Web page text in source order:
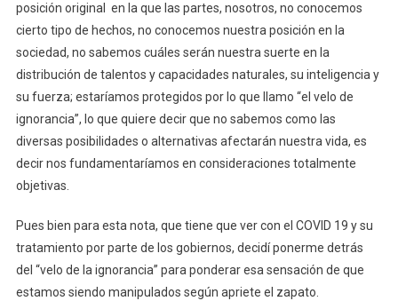
posición original en la que las partes, nosotros, no conocemos
cierto tipo de hechos, no conocemos nuestra posición en la
sociedad, no sabemos cuáles serán nuestra suerte en la
distribución de talentos y capacidades naturales, su inteligencia y
su fuerza; estaríamos protegidos por lo que llamo “el velo de
ignorancia”, lo que quiere decir que no sabemos como las
diversas posibilidades o alternativas afectarán nuestra vida, es
decir nos fundamentaríamos en consideraciones totalmente
objetivas.
Pues bien para esta nota, que tiene que ver con el COVID 19 y su
tratamiento por parte de los gobiernos, decidí ponerme detrás
del “velo de la ignorancia” para ponderar esa sensación de que
estamos siendo manipulados según apriete el zapato.